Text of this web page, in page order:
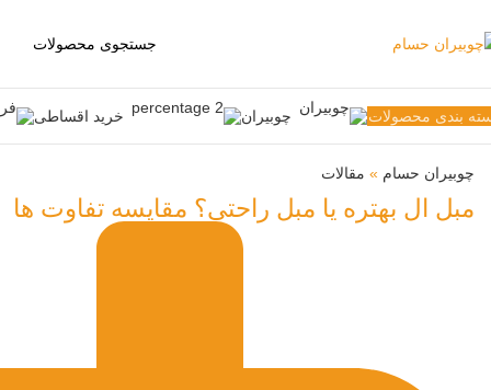
بندی محصولات چوبیران خرید اقساطی
چوبیران حسام » مقالات
مبل ال بهتره یا مبل راحتی؟ مقایسه تفاوت ها